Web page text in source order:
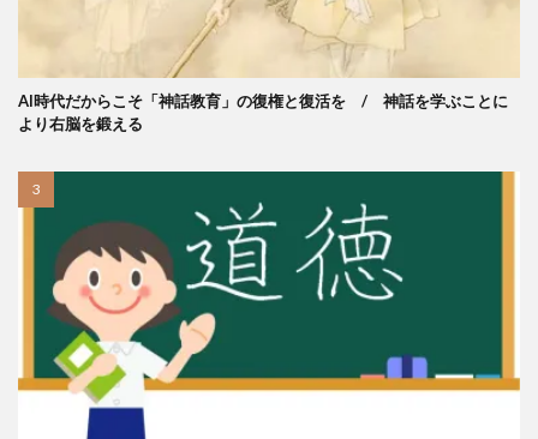
AI時代だからこそ「神話教育」の復権と復活を / 神話を学ぶことに
より右脳を鍛える